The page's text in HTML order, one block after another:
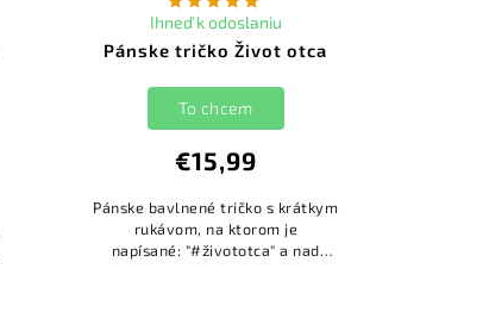
Pánske tričko Život otca
Ihneď k odoslaniu
€15,99
To chcem
Pánske bavlnené tričko s krátkym
rukávom, na ktorom je
napísané: "#živototca" a nad